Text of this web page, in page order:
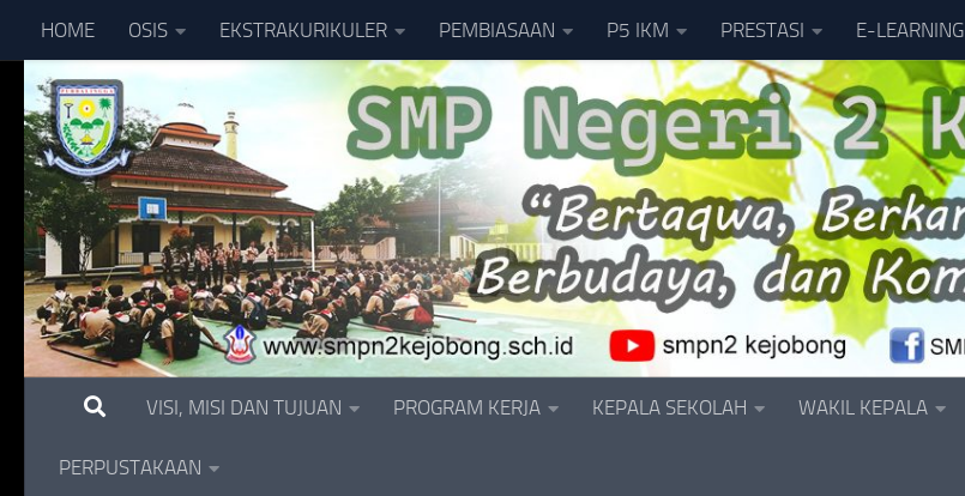
Skip to content
HOME OSIS EKSTRAKURIKULER PEMBIASAAN P5 IKM PRESTASI E-LEARNING
VISI, MISI DAN TUJUAN PROGRAM KERJA KEPALA SEKOLAH WAKIL KEPALA
PERPUSTAKAAN